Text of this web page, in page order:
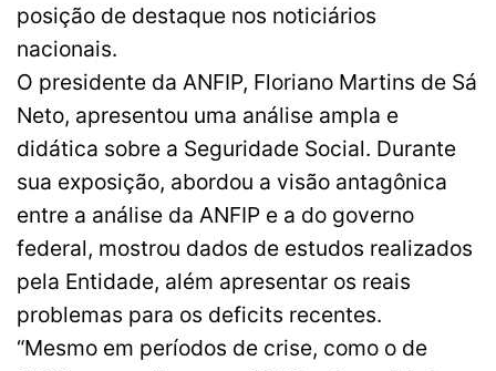
posição de destaque nos noticiários
nacionais.
O presidente da ANFIP, Floriano Martins de Sá
Neto, apresentou uma análise ampla e
didática sobre a Seguridade Social. Durante
sua exposição, abordou a visão antagônica
entre a análise da ANFIP e a do governo
federal, mostrou dados de estudos realizados
pela Entidade, além apresentar os reais
problemas para os deficits recentes.
“Mesmo em períodos de crise, como o de